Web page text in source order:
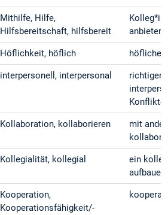
Mithilfe, Hilfe,
Hilfsbereitschaft, hilfsbereit
anbieten
Höflichkeit, höflich höflicher
interpersonell, interpersonal
richtiger
Kollaboration, kollaborieren
mit
Kollegialität, kollegial
ein
aufbauen
Kooperation,
Kooperationsfähigkeit/-